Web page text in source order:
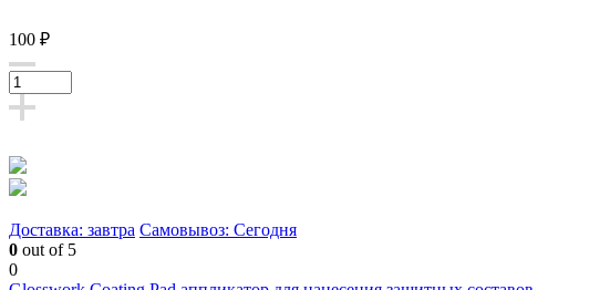
100 ₽
Доставка: завтра Самовывоз: Сегодня
0 out of 5
0